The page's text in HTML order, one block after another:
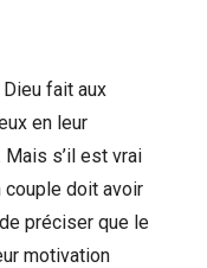
fait aux
en leur
Mais s’il est vrai
couple doit avoir
préciser que le
motivation